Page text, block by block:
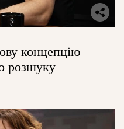
концепцію
розшуку